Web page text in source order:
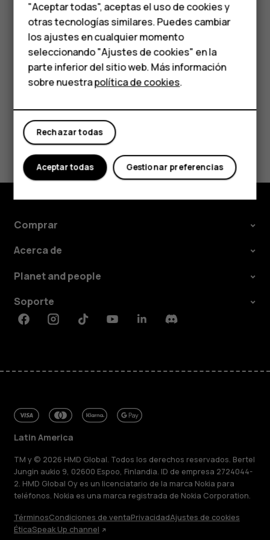
personas mayores
HMD Terra M
Comprar
Mi cuenta
emergente para confirmar la transferencia del
archivo.
¿Te ha parecido útil?
Sí No
Comprar
Acerca de
Planet and people
Soporte
FacebookInstagramTiktokYoutubeLinkedinDiscord
Latin America
TM y © 2026 HMD Global. Todos los derechos reservados. Bertel
Jungin aukio 9, 02600 Espoo, Finlandia. ID de empresa 2724044-
2. HMD Global Oy es un licenciatario de la marca Nokia para
teléfonos. Nokia es una marca registrada de Nokia Corporation.
TérminosCondiciones de ventaPrivacidadAjustes de cookies
ÉticaSpeak Up channel
"Aceptar todas", aceptas el uso de cookies y
otras tecnologías similares. Puedes cambiar
los ajustes en cualquier momento
seleccionando "Ajustes de cookies" en la
parte inferior del sitio web. Más información
sobre nuestrapolítica de cookies.
Rechazar todas
Gestionar preferencias
Aceptar todas